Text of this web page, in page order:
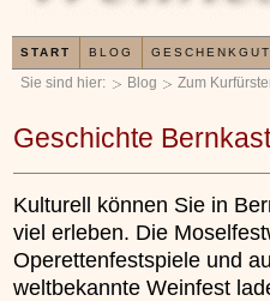
Sie sind hier: Blog Zum
Geschichte
Kulturell können Sie in
viel erleben. Die
Operettenfestspiele und
weltbekannte Weinfest
START BLOG